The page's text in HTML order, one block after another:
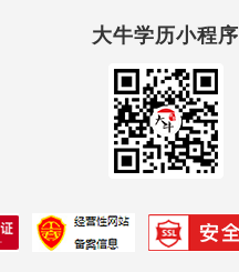
大牛学历小程序